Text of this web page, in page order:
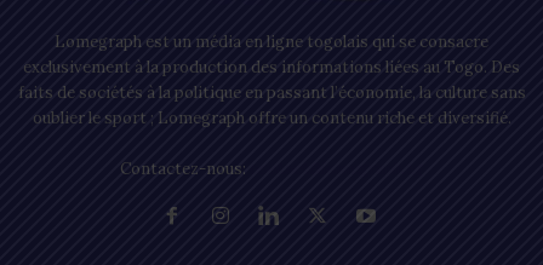
Lomegraph est un média en ligne togolais qui se consacre
exclusivement à la production des informations liées au Togo. Des
faits de sociétés à la politique en passant l’économie, la culture sans
oublier le sport ; Lomegraph offre un contenu riche et diversifié.
Contactez-nous: